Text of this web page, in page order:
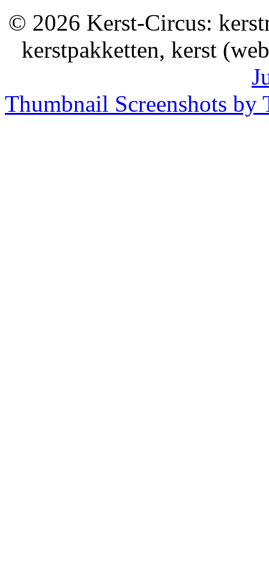
© 2026 Kerst-Circus:
kerstpakketten, kerst
Thumbnail Screenshots by